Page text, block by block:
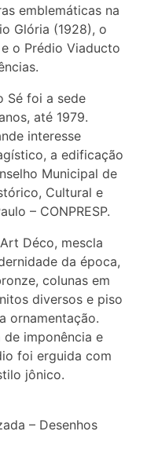
emblemáticas na
Glória (1928), o
o Prédio Viaducto
Sé foi a sede
até 1979.
interesse
a edificação
Municipal de
Cultural e
– CONPRESP.
Déco, mescla
da época,
colunas em
diversos e piso
ornamentação.
de imponência e
foi erguida com
jônico.
– Desenhos